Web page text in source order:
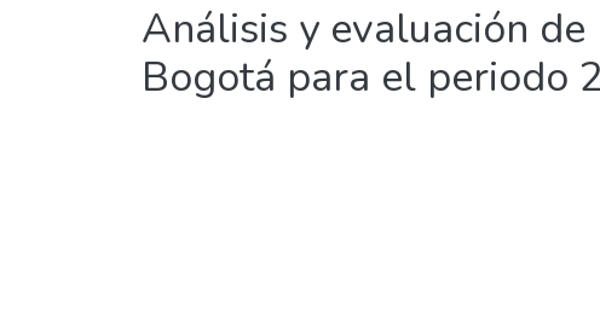
Análisis y evaluación
Bogotá para el periodo